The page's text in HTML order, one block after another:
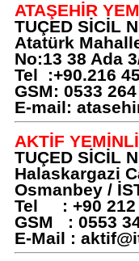
ATAŞEHİR
TUÇED SİCİL
Atatürk
No:13 38 Ada
Tel :+90.216
GSM: 0533
E-mail:
AKTİF
TUÇED SİCİL
Halaskargazi
Osmanbey /
Tel : +90 212
GSM : 0553
E-Mail :